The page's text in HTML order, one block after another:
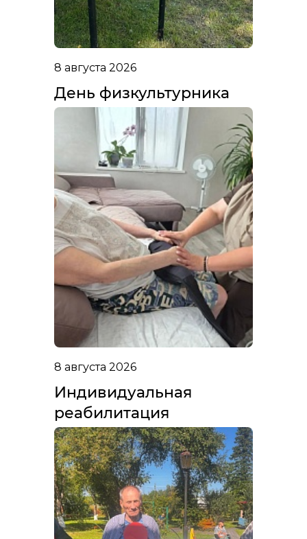
8 августа 2026
День физкультурника
8 августа 2026
Индивидуальная
реабилитация